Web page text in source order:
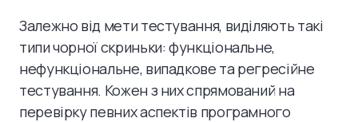
Залежно від мети тестування, виділяють такі
типи чорної скриньки: функціональне,
нефункціональне, випадкове та регресійне
тестування. Кожен з них спрямований на
перевірку певних аспектів програмного